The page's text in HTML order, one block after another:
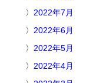
2022年7月
2022年6月
2022年5月
2022年4月